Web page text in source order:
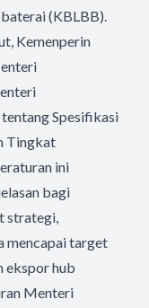
(KBLBB).
Kemenperin
Spesifikasi
Tingkat
ini
bagi
strategi,
mencapai target
ekspor hub
Menteri